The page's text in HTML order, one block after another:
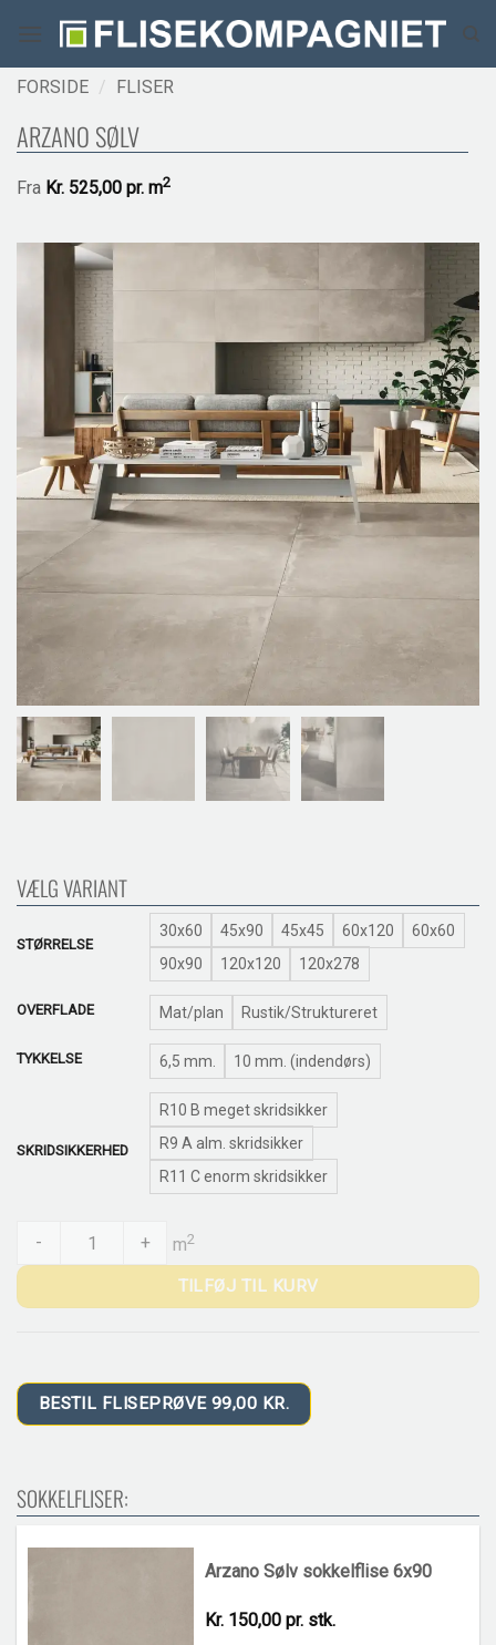
indhold
FORSIDE / FLISER
ARZANO SØLV
Fra Kr. 525,00 pr. m2
VÆLG VARIANT
STØRRELSE
30x60 45x90 45x45 60x120
60x60
90x90
120x120 120x278
OVERFLADE Mat/plan Rustik/Struktureret
TYKKELSE 6,5 mm. 10 mm. (indendørs)
SKRIDSIKKERHED
R10 B meget skridsikker
R9 A alm. skridsikker
R11 C enorm skridsikker
Arzano Sølv quantity
- + m2
TILFØJ TIL KURV
BESTIL FLISEPRØVE 99,00 KR.
SOKKELFLISER:
Arzano Sølv sokkelflise 6x90
Kr. 150,00 pr. stk.